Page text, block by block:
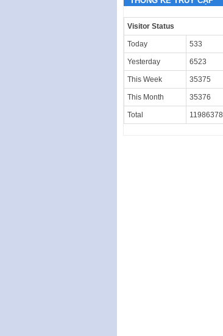
Visitor Status
Today 533
Yesterday 6523
This Week 35375
This Month 35376
Total 11986378